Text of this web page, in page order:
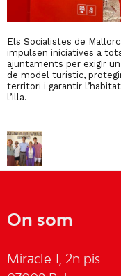
Els Socialistes de
impulsen iniciatives a
ajuntaments per exigir un
de model turístic,
territori i garantir
l’illa.
On som
Miracle 1, 2n pis